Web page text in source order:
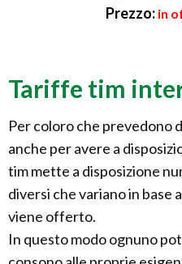
Prezzo: in
Tariffe tim
Per coloro che prevedono
anche per avere a
tim mette a disposizione
diversi che variano in
viene offerto.
In questo modo ognuno